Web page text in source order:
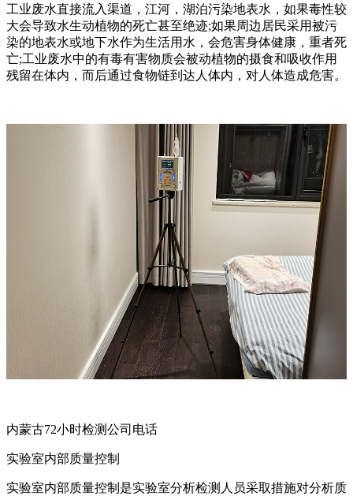
工业废水直接流入渠道，江河，湖泊污染地表水，如果毒性较
大会导致水生动植物的死亡甚至绝迹;如果周边居民采用被污
染的地表水或地下水作为生活用水，会危害身体健康，重者死
亡;工业废水中的有毒有害物质会被动植物的摄食和吸收作用
残留在体内，而后通过食物链到达人体内，对人体造成危害。
内蒙古72小时检测公司电话
实验室内部质量控制
实验室内部质量控制是实验室分析检测人员采取措施对分析质